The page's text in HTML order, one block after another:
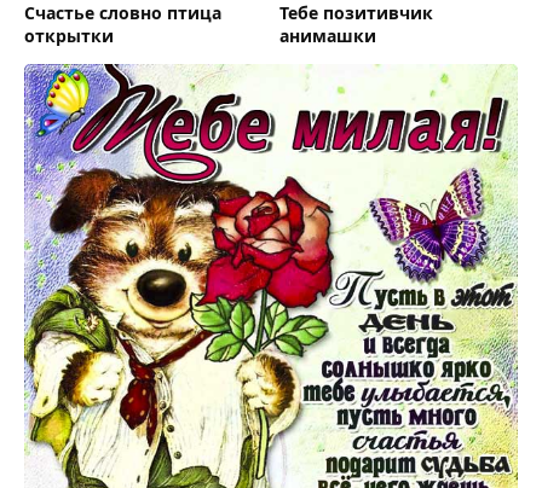
Счастье словно птица
открытки
Тебе позитивчик
анимашки